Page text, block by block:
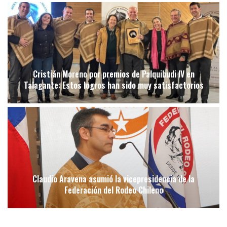
Cristián Moreno por premios de Palquibudi IV en
Talagante: Estos logros han sido muy satisfactorios
Claudio Aravena asumió la vicepresidencia de la
Federación del Rodeo Chileno